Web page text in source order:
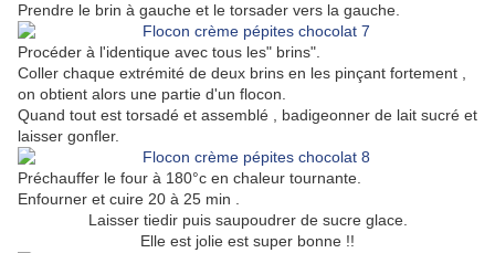
Prendre le brin à gauche et le torsader vers la gauche.
Procéder à l'identique avec tous les" brins".
Coller chaque extrémité de deux brins en les pinçant fortement ,
on obtient alors une partie d'un flocon.
Quand tout est torsadé et assemblé , badigeonner de lait sucré et
laisser gonfler.
Préchauffer le four à 180°c en chaleur tournante.
Enfourner et cuire 20 à 25 min .
Laisser tiedir puis saupoudrer de sucre glace.
Elle est jolie est super bonne !!